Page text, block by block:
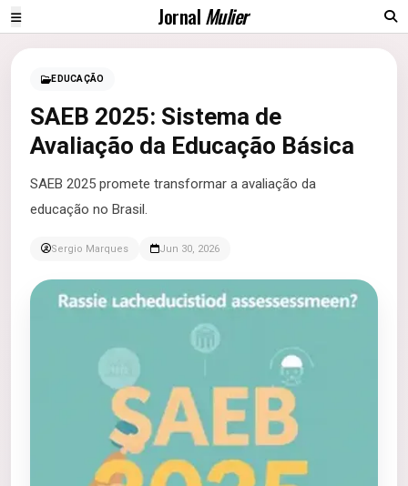
JornalMulier
EDUCAÇÃO
SAEB 2025: Sistema de
Avaliação da Educação Básica
SAEB 2025 promete transformar a avaliação da
educação no Brasil.
Sergio Marques Jun 30, 2026